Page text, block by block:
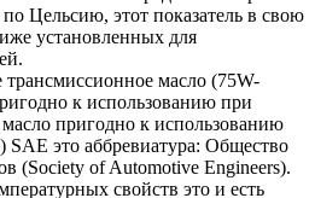
Цельсию, этот показатель в свою
установленных для
трансмиссионное масло (75W-
к использованию при
пригодно к использованию
SAE это аббревиатура: Общество
(Society of Automotive Engineers).
свойств это и есть